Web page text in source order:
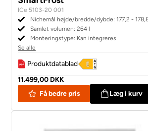
ICe 5103-20 001
Nichemål højde/bredde/dybde: 177,2 -
Samlet volumen: 264 l
Monteringstype: Kan integreres
Se alle
Produktdatablad
11.499,00 DKK
Få bedre pris
Læg i kurv